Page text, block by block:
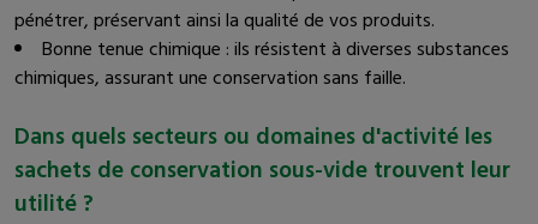
pénétrer, préservant ainsi la qualité de vos produits.
Bonne tenue chimique : ils résistent à diverses substances
chimiques, assurant une conservation sans faille.
Dans quels secteurs ou domaines d'activité les
sachets de conservation sous-vide trouvent leur
utilité ?